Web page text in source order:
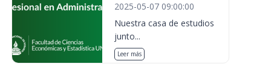
2025-05-07 09:00:00
Nuestra casa de estudios
junto...
Leer más